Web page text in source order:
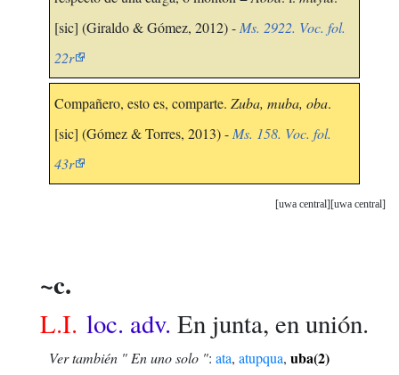
[sic] (Giraldo & Gómez, 2012) - Ms. 2922. Voc. fol.
22r
Compañero, esto es, comparte. Zuba, muba, oba.
[sic] (Gómez & Torres, 2013) - Ms. 158. Voc. fol.
43r
uwa central
uwa central
~c.
L.I. loc. adv. En junta, en unión.
Ver también " En uno solo ": ata, atupqua, uba(2)